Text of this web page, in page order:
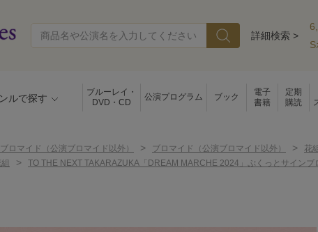
詳細検索 >
ルで探す
ブルーレイ・
DVD・CD
公演プログラム ブック
電子
書籍
定期
購読
ロマイド（公演ブロマイド以外） > ブロマイド（公演ブロマイド以外） > 花組
> TO THE NEXT TAKARAZUKA「DREAM MARCHE 2024」ぷくっとサインブ